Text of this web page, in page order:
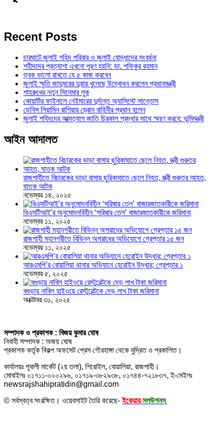
Recent Posts
চারঘাটে জুলাই শহিদ পরিবার ও জুলাই যোদ্ধাদের সংবর্ধনা
শহীদদের প্রত্যাশা এখনো পূরণ হয়নি: ডা. শফিকুর রহমান
ত্বক ভালো রাখতে যে ৫ কাজ করবেন
জুলাই স্মৃতি জাদুঘরের দুয়ার খুলেছে উদ্বোধন করলেন প্রধানমন্ত্রী
শাহরুখের নতুন সিনেমার লুক
কোয়ার্টার ফাইনালে নেইমারের দুর্দান্ত অ্যাসিস্টে সান্তোস
ডেনিস লিয়ামিন রাশিয়ার ড্রোন বাহিনীর প্রধান হলেন
জুলাই শহিদদের আত্মত্যাগ জাতি চিরকাল শ্রদ্ধার সাথে স্মরণ করবে: ভূমিমন্ত্রী
আইন আদালত
রাজশাহীতে বিচারকের ভাড়া বাসায় ছুরিকাঘাতে ছেলে নিহত, স্ত্রী গুরুতর আহত,
ঘাতক আটক
নভেম্বর ১৪, ২০২৫
বিএসটিআই’র অনুমোদনবিহীন ‘সরিষার তেল’ বাজারজাতকারীকে জরিমানা
নভেম্বর ১১, ২০২৫
রাজশাহী মহানগরীতে বিভিন্ন অপরাধের অভিযোগে গ্রেপ্তার ১৫ জন
নভেম্বর ১১, ২০২৫
আরএমপি’র বোয়ালিয়া থানার অভিযানে হেরোইন উদ্ধার; গ্রেপ্তার ১
নভেম্বর ৫, ২০২৫
বগুড়ায় নাবিল হাইওয়ে রেস্টুরেন্টকে দেড় লাখ টাকা জরিমানা
অক্টোবর ৩১, ২০২৫
সম্পাদক ও প্রকাশক : বিজয় কুমার ঘোষ
নিবাহী সম্পাদক : অজয় ঘোষ
প্রকাশক কর্তৃক বিকল্প অফসেট প্রেস গৌরহাঙ্গা থেকে মুদ্রিত ও প্রকাশিত।
কার্যালয়ঃ পূবালী মার্কেট (২য় তলা), শিরোইল, বোয়ালিয়া, রাজশাহী।
মোবাইলঃ ০১৭১১-০০০২৯৬, ০১৭১৯-৩৮২৯৩৮, ০১৭৪৪-৭২১৮৩৭, ই-মেইলঃ
newsrajshahipratidin@gmail.com
© সর্বস্বত্ব সংরক্ষিত। ওয়েবসাইট তৈরি করেছে-ইকেয়ার সলউশনস্